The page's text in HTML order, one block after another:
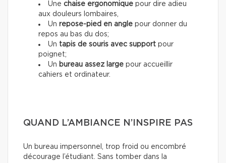
Une chaise ergonomique pour dire adieu
aux douleurs lombaires,
Un repose-pied en angle pour donner du
repos au bas du dos;
Un tapis de souris avec support pour
poignet;
Un bureau assez large pour accueillir
cahiers et ordinateur.
QUAND L’AMBIANCE N’INSPIRE PAS
Un bureau impersonnel, trop froid ou encombré
décourage l’étudiant. Sans tomber dans la